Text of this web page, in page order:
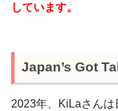
しています。
Japan’s Got
2023年、KiLaさんは